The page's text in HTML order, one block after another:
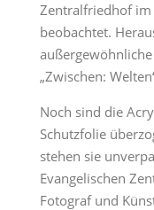
Zentralfriedhof im
beobachtet.
„Zwischen:
Noch sind die
Schutzfolie
stehen sie
Evangelischen
Fotograf und